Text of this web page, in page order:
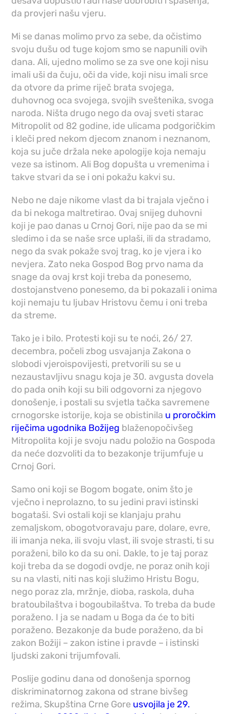
da provjeri našu vjeru.
Mi se danas molimo prvo za sebe, da očistimo
svoju dušu od tuge kojom smo se napunili ovih
dana. Ali, ujedno molimo se za sve one koji nisu
imali uši da čuju, oči da vide, koji nisu imali srce
da otvore da prime riječ brata svojega,
duhovnog oca svojega, svojih sveštenika, svoga
naroda. Ništa drugo nego da ovaj sveti starac
Mitropolit od 82 godine, ide ulicama podgoričkim
i kleči pred nekom djecom znanom i neznanom,
koja su juče držala neke apologije koja nemaju
veze sa istinom. Ali Bog dopušta u vremenima i
takve stvari da se i oni pokažu kakvi su.
Nebo ne daje nikome vlast da bi trajala vječno i
da bi nekoga maltretirao. Ovaj snijeg duhovni
koji je pao danas u Crnoj Gori, nije pao da se mi
sledimo i da se naše srce uplaši, ili da stradamo,
nego da svak pokaže svoj trag, ko je vjera i ko
nevjera. Zato neka Gospod Bog prvo nama da
snage da ovaj krst koji treba da ponesemo,
dostojanstveno ponesemo, da bi pokazali i onima
koji nemaju tu ljubav Hristovu čemu i oni treba
da streme.
Tako je i bilo. Protesti koji su te noći, 26/ 27.
decembra, počeli zbog usvajanja Zakona o
slobodi vjeroispovijesti, pretvorili su se u
nezaustavljivu snagu koja je 30. avgusta dovela
do pada onih koji su bili odgovorni za njegovo
donošenje, i postali su svjetla tačka savremene
crnogorske istorije, koja se obistinila u proročkim
riječima ugodnika Božijeg blaženopočivšeg
Mitropolita koji je svoju nadu položio na Gospoda
da neće dozvoliti da to bezakonje trijumfuje u
Crnoj Gori.
Samo oni koji se Bogom bogate, onim što je
vječno i neprolazno, to su jedini pravi istinski
bogataši. Svi ostali koji se klanjaju prahu
zemaljskom, obogotvoravaju pare, dolare, evre,
ili imanja neka, ili svoju vlast, ili svoje strasti, ti su
poraženi, bilo ko da su oni. Dakle, to je taj poraz
koji treba da se dogodi ovdje, ne poraz onih koji
su na vlasti, niti nas koji služimo Hristu Bogu,
nego poraz zla, mržnje, dioba, raskola, duha
bratoubilaštva i bogoubilaštva. To treba da bude
poraženo. I ja se nadam u Boga da će to biti
poraženo. Bezakonje da bude poraženo, da bi
zakon Božiji – zakon istine i pravde – i istinski
ljudski zakoni trijumfovali.
Poslije godinu dana od donošenja spornog
diskriminatornog zakona od strane bivšeg
režima, Skupština Crne Gore usvojila je 29.